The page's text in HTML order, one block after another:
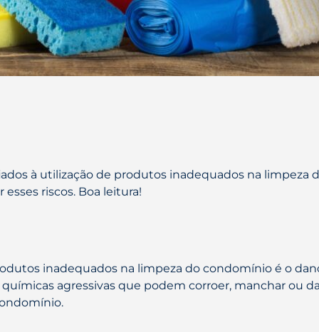
à utilização de produtos inadequados na limpeza
riscos. Boa leitura!
inadequados na limpeza do condomínio é o
agressivas que podem corroer, manchar ou